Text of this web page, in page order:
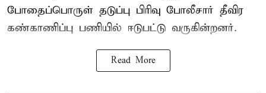
போதைப்பொருள் தடுப்பு பிரிவு போலீசார் தீவிர
கண்காணிப்பு பணியில் ஈடுபட்டு வருகின்றனர்.
Read More